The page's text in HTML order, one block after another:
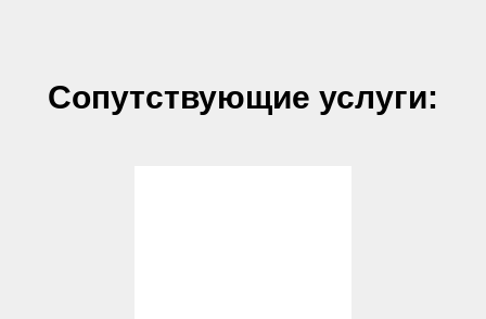
Сопутствующие услуги: